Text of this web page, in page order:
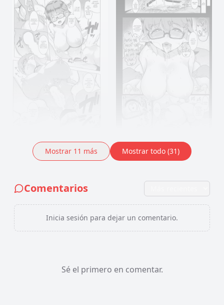
Mostrar 11 más Mostrar todo (31)
Comentarios
Inicia sesión para dejar un comentario.
Sé el primero en comentar.